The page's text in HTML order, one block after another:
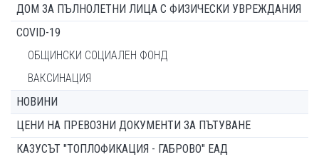
ДОМ ЗА ПЪЛНОЛЕТНИ ЛИЦА С ФИЗИЧЕСКИ УВРЕЖДАНИЯ
COVID-19
ОБЩИНСКИ СОЦИАЛЕН ФОНД
ВАКСИНАЦИЯ
НОВИНИ
ЦЕНИ НА ПРЕВОЗНИ ДОКУМЕНТИ ЗА ПЪТУВАНЕ
КАЗУСЪТ "ТОПЛОФИКАЦИЯ - ГАБРОВО" ЕАД